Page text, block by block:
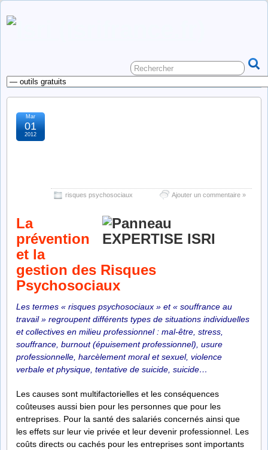
risques psychosociaux Ajouter un commentaire »
Mar
01
2012
La
prévention
et la
gestion des Risques
Psychosociaux
Les termes « risques psychosociaux » et « souffrance au
travail » regroupent différents types de situations individuelles
et collectives en milieu professionnel : mal-être, stress,
souffrance, burnout (épuisement professionnel), usure
professionnelle, harcèlement moral et sexuel, violence
verbale et physique, tentative de suicide, suicide…
Les causes sont multifactorielles et les conséquences
coûteuses aussi bien pour les personnes que pour les
entreprises. Pour la santé des salariés concernés ainsi que
les effets sur leur vie privée et leur devenir professionnel. Les
coûts directs ou cachés pour les entreprises sont importants